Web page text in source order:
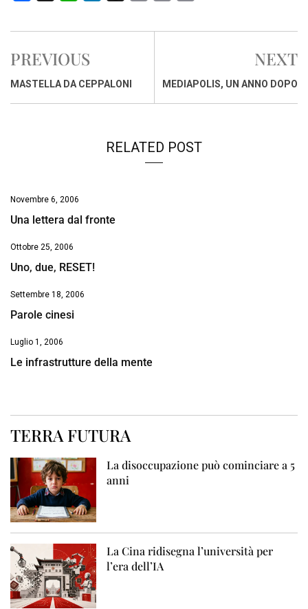
c
b
o
a
s
A
n
d
r
d
a
p
i
i
PREVIOUS
MASTELLA DA CEPPALONI
NEXT
MEDIAPOLIS, UN ANNO DOPO
RELATED POST
Novembre 6, 2006
Una lettera dal fronte
Ottobre 25, 2006
Uno, due, RESET!
Settembre 18, 2006
Parole cinesi
Luglio 1, 2006
Le infrastrutture della mente
TERRA FUTURA
La disoccupazione può cominciare a 5
anni
La Cina ridisegna l’università per
l’era dell’IA